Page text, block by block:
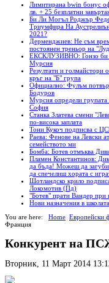
Лимитирана bwin бонус
лв. + 25 безплатни
Би Ли Могъл Роджър
Триумфира На
2021?
Дерменджиев: Не съм
постоянен треньор на
ЕКСКЛУЗИВНО: Гонзо би
Мурсия
Резултати и голмайстори
кръг на "Б" група
Официално: Фулъм
Бодуров
Мурсия определи групата
София
Станка Златева смени
по-висока заплата
Тони Кукоч подписва с
Раева: Фенове на Левски
семейството ми
Бомба: Ботев отмъква
Пламен Константинов:
да бъда! Можеш да
да спечелиш хората с
Шотландско крило
Локомотив (Пд)
"Ботев" прати Вандер
Нови назначения в
You are here: Home Европейски
Франция
Конкурент на
Вторник, 11 Март 2014